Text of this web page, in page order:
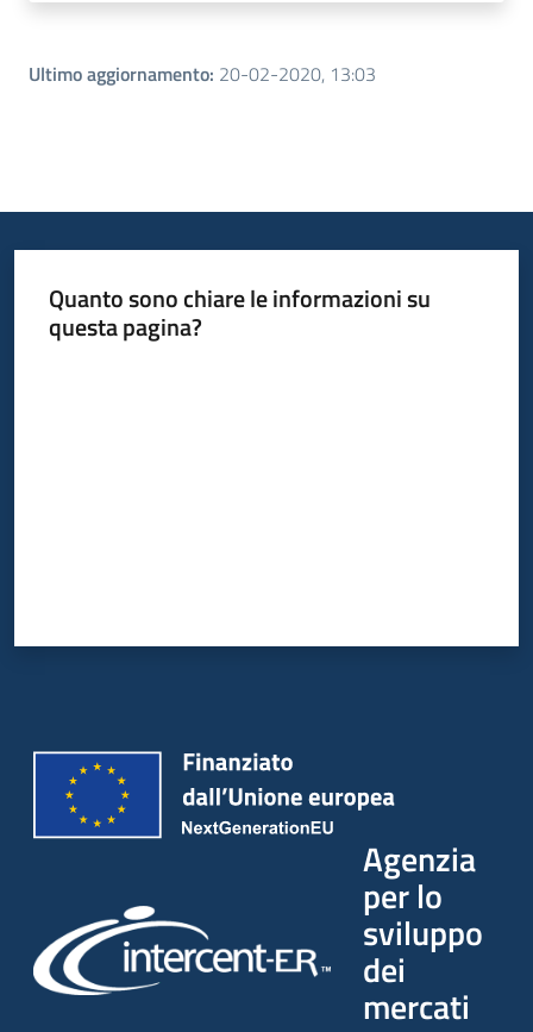
Ultimo aggiornamento: 20-02-2020, 13:03
Quanto sono chiare le informazioni su
questa pagina?
Agenzia
per lo
sviluppo
dei
mercati